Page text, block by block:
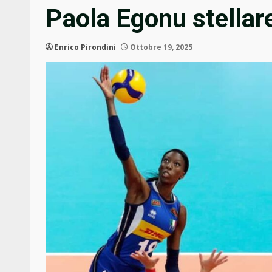
Paola Egonu
Enrico Pirondini Ottobre 19, 2025